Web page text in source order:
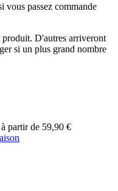
vous passez commande
produit. D'autres arriveront
si un plus grand nombre
à partir de 59,90 €